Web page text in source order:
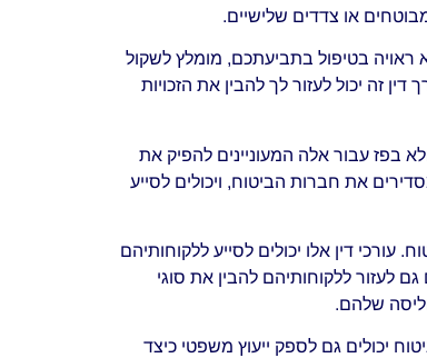
או צדדים שלישיים.
בטיפול בתביעתכם, מומלץ לשקול
זה יכול לעזור לך להבין את הזכויות
בפז עבור אלה המעוניינים להפיק את
את חברות הביטוח, ויכולים לסייע
דין אלו יכולים לסייע ללקוחותיהם
לעזור ללקוחותיהם להבין את סוגי
שלהם.
יכולים גם לספק ייעוץ משפטי כיצד